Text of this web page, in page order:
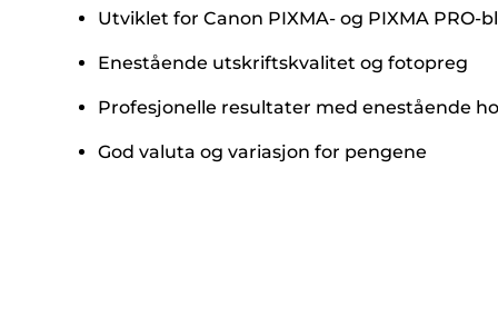
Utviklet for Canon PIXMA- og PIXMA PRO-
Enestående utskriftskvalitet og fotopreg
Profesjonelle resultater med enestående
God valuta og variasjon for pengene